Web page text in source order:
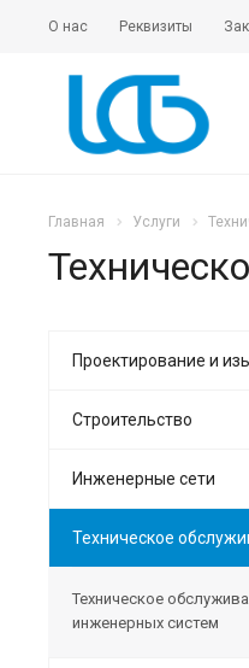
О нас Реквизиты
Главная Услуги
Проектирование и
Cтроительство
Инженерные сети
Техническое
Техническое
инженерных систем